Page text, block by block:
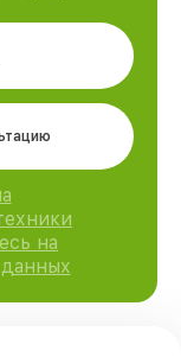
на